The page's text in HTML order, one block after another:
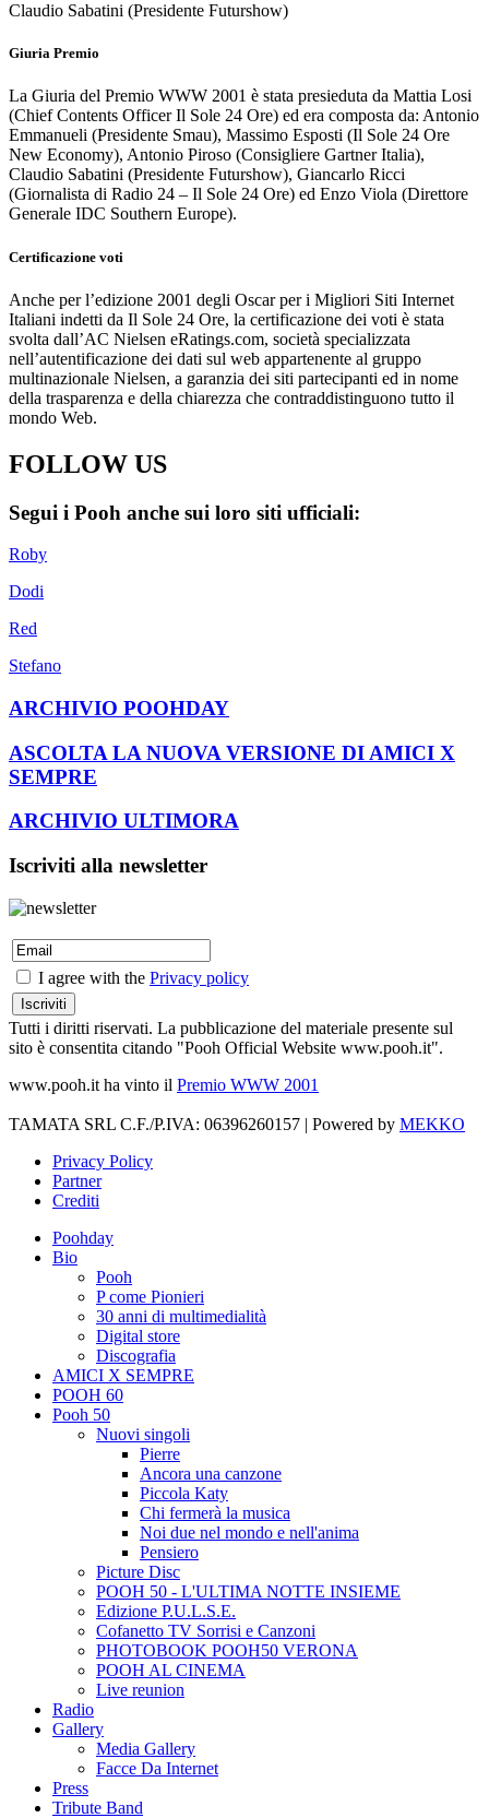
Claudio Sabatini (Presidente Futurshow)
Giuria Premio
La Giuria del Premio WWW 2001 è stata presieduta da Mattia Losi
(Chief Contents Officer Il Sole 24 Ore) ed era composta da: Antonio
Emmanueli (Presidente Smau), Massimo Esposti (Il Sole 24 Ore
New Economy), Antonio Piroso (Consigliere Gartner Italia),
Claudio Sabatini (Presidente Futurshow), Giancarlo Ricci
(Giornalista di Radio 24 – Il Sole 24 Ore) ed Enzo Viola (Direttore
Generale IDC Southern Europe).
Certificazione voti
Anche per l’edizione 2001 degli Oscar per i Migliori Siti Internet
Italiani indetti da Il Sole 24 Ore, la certificazione dei voti è stata
svolta dall’AC Nielsen eRatings.com, società specializzata
nell’autentificazione dei dati sul web appartenente al gruppo
multinazionale Nielsen, a garanzia dei siti partecipanti ed in nome
della trasparenza e della chiarezza che contraddistinguono tutto il
mondo Web.
FOLLOW US
Segui i Pooh anche sui loro siti ufficiali:
Roby
Dodi
Red
Stefano
ARCHIVIO POOHDAY
ASCOLTA LA NUOVA VERSIONE DI AMICI X
SEMPRE
ARCHIVIO ULTIMORA
Iscriviti alla newsletter
I agree with the Privacy policy
Tutti i diritti riservati. La pubblicazione del materiale presente sul
sito è consentita citando "Pooh Official Website www.pooh.it".
www.pooh.it ha vinto il Premio WWW 2001
TAMATA SRL C.F./P.IVA: 06396260157 | Powered by MEKKO
Privacy Policy
Partner
Crediti
Poohday
Bio
Pooh
P come Pionieri
30 anni di multimedialità
Digital store
Discografia
AMICI X SEMPRE
POOH 60
Pooh 50
Nuovi singoli
Pierre
Ancora una canzone
Piccola Katy
Chi fermerà la musica
Noi due nel mondo e nell'anima
Pensiero
Picture Disc
POOH 50 - L'ULTIMA NOTTE INSIEME
Edizione P.U.L.S.E.
Cofanetto TV Sorrisi e Canzoni
PHOTOBOOK POOH50 VERONA
POOH AL CINEMA
Live reunion
Radio
Gallery
Media Gallery
Facce Da Internet
Press
Tribute Band